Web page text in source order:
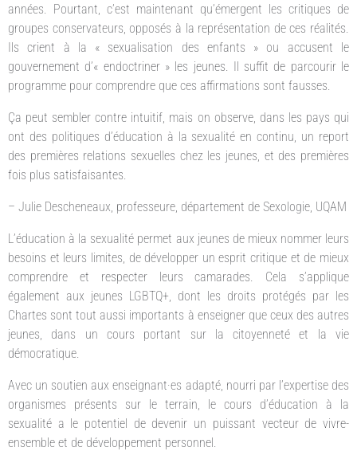
années. Pourtant, c’est maintenant qu’émergent les critiques de
groupes conservateurs, opposés à la représentation de ces réalités.
Ils crient à la « sexualisation des enfants » ou accusent le
gouvernement d’« endoctriner » les jeunes. Il suffit de parcourir le
programme pour comprendre que ces affirmations sont fausses.
Ça peut sembler contre intuitif, mais on observe, dans les pays qui
ont des politiques d’éducation à la sexualité en continu, un report
des premières relations sexuelles chez les jeunes, et des premières
fois plus satisfaisantes.
– Julie Descheneaux, professeure, département de Sexologie, UQAM
L’éducation à la sexualité permet aux jeunes de mieux nommer leurs
besoins et leurs limites, de développer un esprit critique et de mieux
comprendre et respecter leurs camarades. Cela s’applique
également aux jeunes LGBTQ+, dont les droits protégés par les
Chartes sont tout aussi importants à enseigner que ceux des autres
jeunes, dans un cours portant sur la citoyenneté et la vie
démocratique.
Avec un soutien aux enseignant·es adapté, nourri par l’expertise des
organismes présents sur le terrain, le cours d’éducation à la
sexualité a le potentiel de devenir un puissant vecteur de vivre-
ensemble et de développement personnel.